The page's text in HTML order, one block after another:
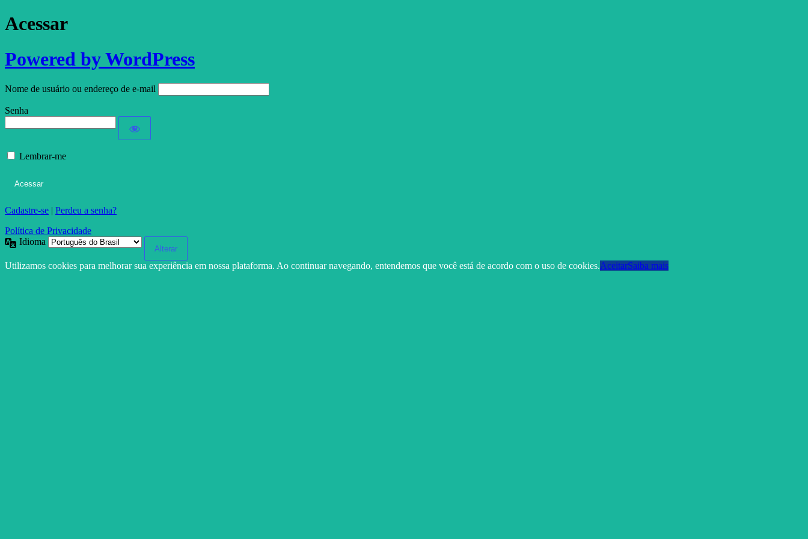
Acessar
Powered by WordPress
Nome de usuário ou endereço de e-mail
Senha
Lembrar-me
Cadastre-se | Perdeu a senha?
Política de Privacidade
Idioma
Utilizamos cookies para melhorar sua experiência em nossa plataforma. Ao continuar navegando, entendemos que você está de acordo com o uso de cookies.AceitarSaiba mais